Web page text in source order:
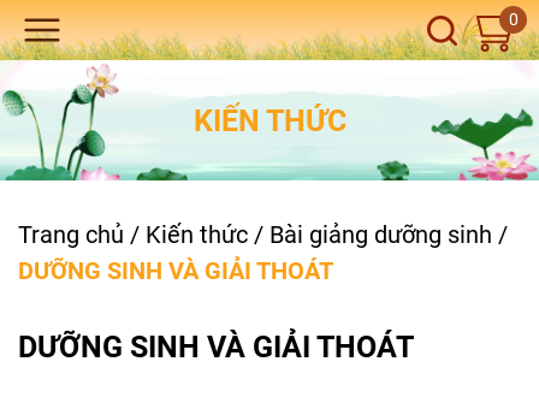
0
KIẾN THỨC
Trang chủ / Kiến thức / Bài giảng dưỡng sinh /
DƯỠNG SINH VÀ GIẢI THOÁT
DƯỠNG SINH VÀ GIẢI THOÁT